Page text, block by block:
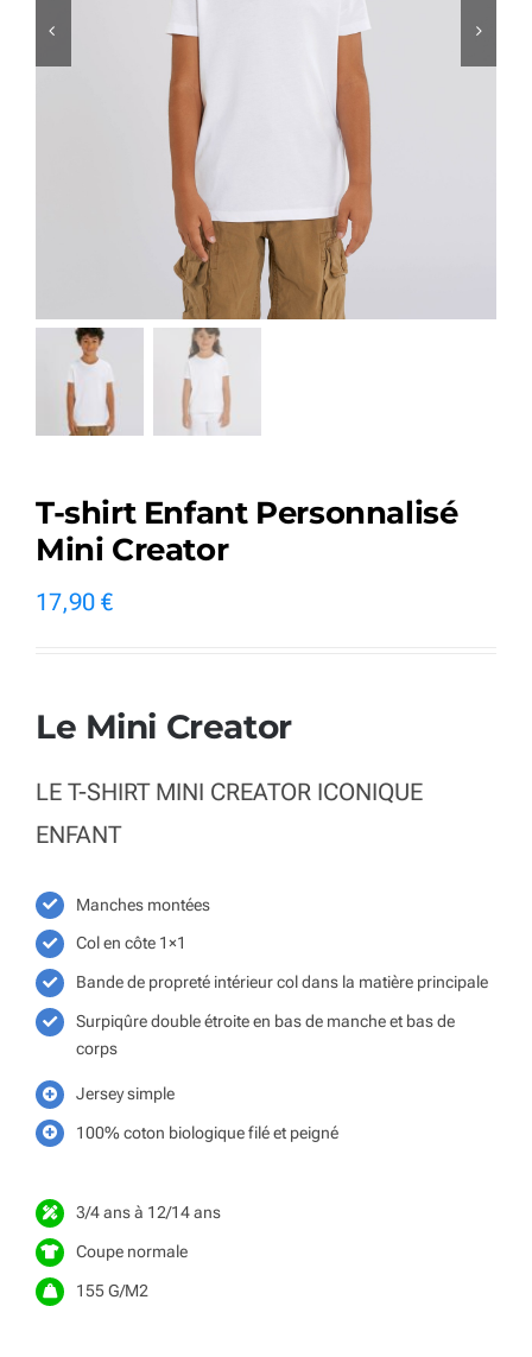
T-shirt Enfant Personnalisé
Mini Creator
17,90€
Le Mini Creator
LE T-SHIRT MINI CREATOR ICONIQUE
ENFANT
Manches montées
Col en côte 1×1
Bande de propreté intérieur col dans la matière principale
Surpiqûre double étroite en bas de manche et bas de
corps
Jersey simple
100% coton biologique filé et peigné
3/4 ans à 12/14 ans
Coupe normale
155 G/M2